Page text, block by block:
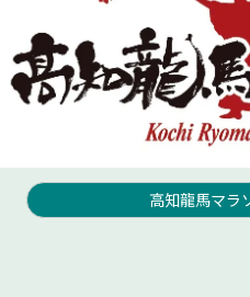
高知龍馬マラ